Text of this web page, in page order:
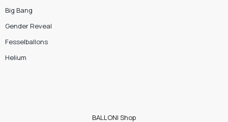
Big Bang
Gender Reveal
Fesselballons
Helium
BALLONI Shop